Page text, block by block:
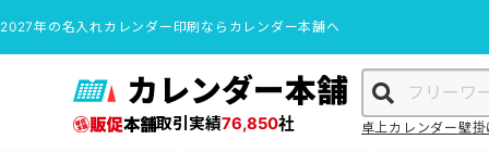
2027年の名入れカレンダー印刷ならカレンダー本舗へ
カレンダー本舗
取引実績76,850社 卓上カレンダー壁